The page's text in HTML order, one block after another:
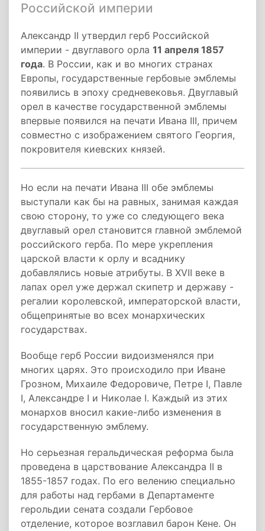
Российской империи
Александр II утвердил герб Российской
империи - двуглавого орла 11 апреля 1857
года. В России, как и во многих странах
Европы, государственные гербовые эмблемы
появились в эпоху средневековья. Двуглавый
орел в качестве государственной эмблемы
впервые появился на печати Ивана III, причем
совместно с изображением святого Георгия,
покровителя киевских князей.
Но если на печати Ивана III обе эмблемы
выступали как бы на равных, занимая каждая
свою сторону, то уже со следующего века
двуглавый орел становится главной эмблемой
российского герба. По мере укрепления
царской власти к орлу и всаднику
добавлялись новые атрибуты. В XVII веке в
лапах орел уже держал скипетр и державу -
регалии королевской, императорской власти,
общепринятые во всех монархических
государствах.
Вообще герб России видоизменялся при
многих царях. Это происходило при Иване
Грозном, Михаиле Федоровиче, Петре I, Павле
I, Александре I и Николае I. Каждый из этих
монархов вносил какие-либо изменения в
государственную эмблему.
Но серьезная геральдическая реформа была
проведена в царствование Александра II в
1855-1857 годах. По его велению специально
для работы над гербами в Департаменте
герольдии сената создали Гербовое
отделение, которое возглавил барон Кене. Он